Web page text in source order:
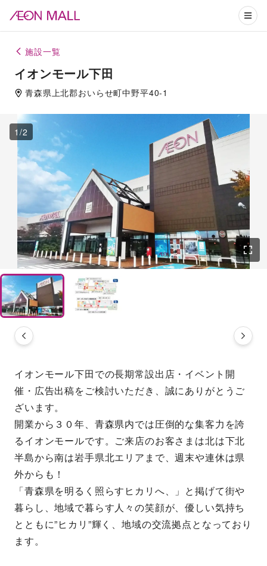
施設一覧
イオンモール下田
青森県上北郡おいらせ町中野平40-1
1 /2
イオンモール下田での長期常設出店・イベント開
催・広告出稿をご検討いただき、誠にありがとうご
ざいます。
開業から３０年、青森県内では圧倒的な集客力を誇
るイオンモールです。ご来店のお客さまは北は下北
半島から南は岩手県北エリアまで、週末や連休は県
外からも！
「青森県を明るく照らすヒカリへ、」と掲げて街や
暮らし、地域で暮らす人々の笑顔が、優しい気持ち
とともに”ヒカリ”輝く、地域の交流拠点となっており
ます。